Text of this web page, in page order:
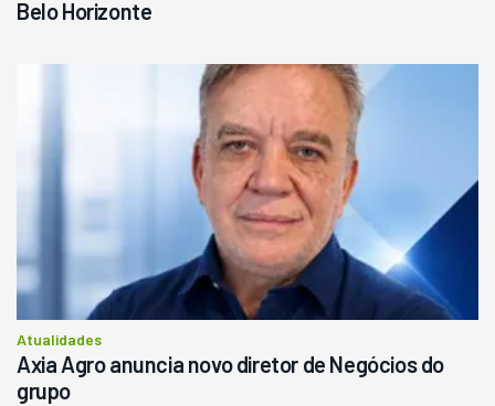
Belo Horizonte
Atualidades
Axia Agro anuncia novo diretor de Negócios do
grupo